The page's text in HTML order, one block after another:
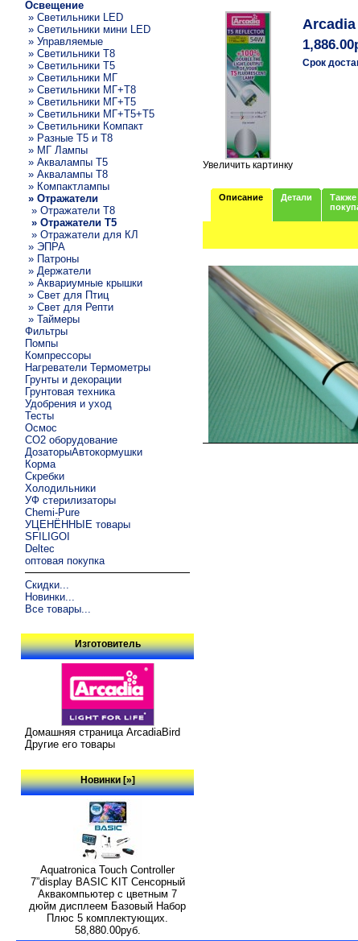
Освещение
» Светильники LED
» Светильники мини LED
» Управляемые
» Светильники T8
» Светильники T5
» Светильники МГ
» Светильники МГ+T8
» Светильники МГ+T5
» Светильники МГ+T5+T5
» Светильники Компакт
» Разные T5 и T8
» МГ Лампы
» Аквалампы T5
» Аквалампы T8
» Компактлампы
» Отражатели
» Отражатели T8
» Отражатели T5
» Отражатели для КЛ
» ЭПРА
» Патроны
» Держатели
» Аквариумные крышки
» Свет для Птиц
» Свет для Репти
» Таймеры
Фильтры
Помпы
Компрессоры
Нагреватели Термометры
Грунты и декорации
Грунтовая техника
Удобрения и уход
Тесты
Осмос
CO2 оборудование
ДозаторыАвтокормушки
Корма
Скребки
Холодильники
УФ стерилизаторы
Chemi-Pure
УЦЕНЁННЫЕ товары
SFILIGOI
Deltec
оптовая покупка
Скидки...
Новинки...
Все товары...
Изготовитель
Домашняя страница ArcadiaBird
Другие его товары
Новинки [»]
Aquatronica Touch Controller
7”display BASIC KIT Сенсорный
Аквакомпьютер с цветным 7
дюйм дисплеем Базовый Набор
Плюс 5 комплектующих.
58,880.00руб.
Увеличить картинку
Срок
Описание Детали
Также